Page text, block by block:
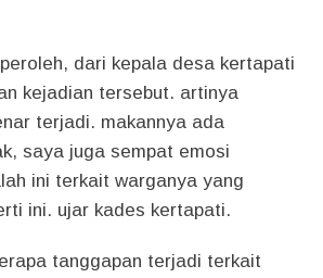
dari kepala desa kertapati
kejadian tersebut. artinya
terjadi. makannya ada
saya juga sempat emosi
ini terkait warganya yang
ini. ujar kades kertapati.
tanggapan terjadi terkait